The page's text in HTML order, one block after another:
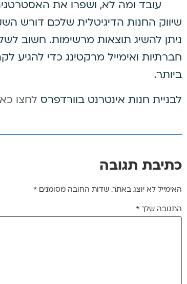
עובד ומה לא, ושפרו את
שיווק החנות הדיגיטלית שלכם דורש
ניתן להשיג תוצאות מרשימות. חשוב
חברתיות ואימייל מרקטינג כדי
ביותר.
לבניית חנות אינטרנט בוורדפרס לחצו
כתיבת תגובה
האימייל לא יוצג באתר. שדות החובה מסומנים *
התגובה שלך *